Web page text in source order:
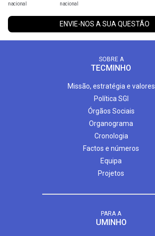
nacional
nacional
ENVIE-NOS A SUA QUESTÃO
SOBRE A
TECMINHO
Missão, estratégia e valores
Política SGI
Órgãos Sociais
Organograma
Cronologia
Factos e números
Equipa
Projetos
PARA A
UMINHO